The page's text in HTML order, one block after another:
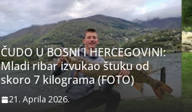
ČUDO U BOSNI I HERCEGOVINI:
Mladi ribar izvukao štuku od
skoro 7 kilograma (FOTO)
21. Aprila 2026.